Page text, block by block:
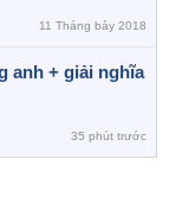
11 Tháng bảy 2018
anh + giải nghĩa
35 phút trước